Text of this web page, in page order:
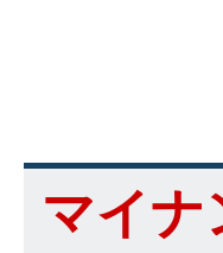
マイナ